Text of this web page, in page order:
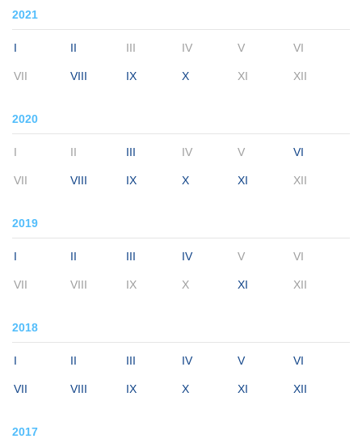
2021
I II III IV V VI
VII VIII IX X XI XII
2020
I II III IV V VI
VII VIII IX X XI XII
2019
I II III IV V VI
VII VIII IX X XI XII
2018
I II III IV V VI
VII VIII IX X XI XII
2017